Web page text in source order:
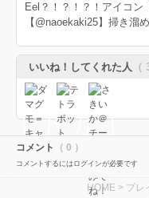
Eel？！？！？！ㅤㅤㅤㅤㅤㅤㅤㅤㅤ
【@naoekaki25】掃き溜
いいね！してくれた人 （
コメント （ 0 ）
コメントするにはログインが必要です
HOME > プレ